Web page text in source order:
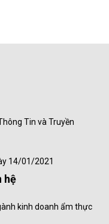
Tin và Truyền
14/01/2021
hệ
kinh doanh ẩm thực